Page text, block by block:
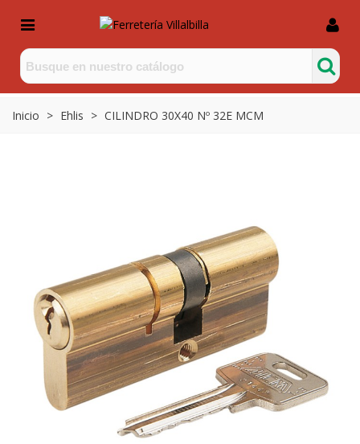
Inicio > Ehlis > CILINDRO 30X40 Nº 32E MCM